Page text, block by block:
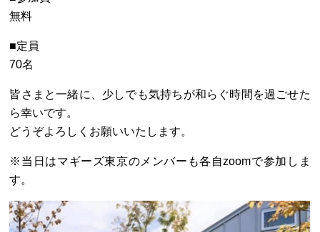
無料
■定員
70名
皆さまと一緒に、少しでも気持ちが和らぐ時間を過ごせた
ら幸いです。
どうぞよろしくお願いいたします。
※当日はマギーズ東京のメンバーも各自zoomで参加しま
す。